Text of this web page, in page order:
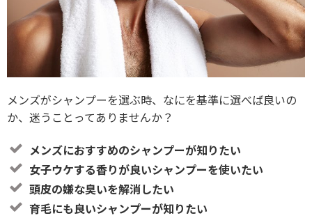
メンズがシャンプーを選ぶ時、なにを基準に選べば良いの
か、迷うことってありませんか？
メンズにおすすめのシャンプーが知りたい
女子ウケする香りが良いシャンプーを使いたい
頭皮の嫌な臭いを解消したい
育毛にも良いシャンプーが知りたい